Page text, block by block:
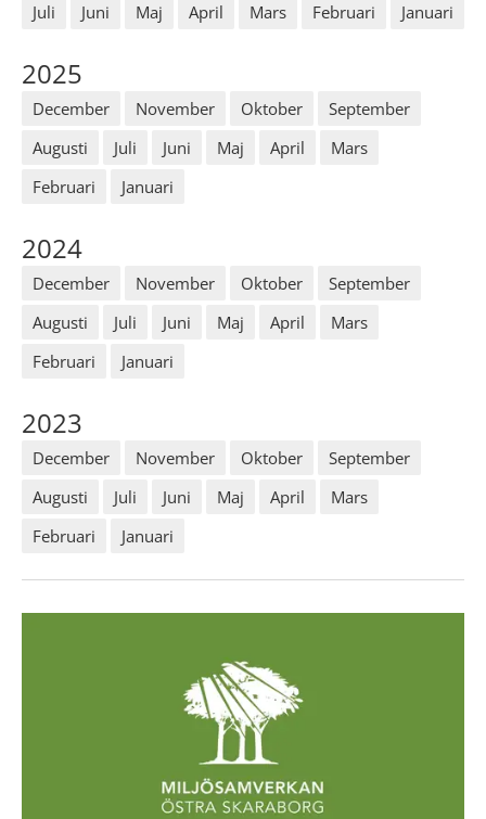
Juli Juni Maj April Mars Februari Januari
2025
December November Oktober
September
Augusti
Juli Juni Maj April
Mars
Februari
Januari
2024
December November Oktober
September
Augusti
Juli Juni Maj April
Mars
Februari
Januari
2023
December November Oktober
September
Augusti
Juli Juni Maj April
Mars
Februari
Januari